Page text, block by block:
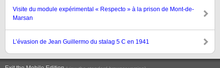
Visite du module expérimental « Respecto » à la prison de Mont-de-
Marsan
L’évasion de Jean Guillermo du stalag 5 C en 1941